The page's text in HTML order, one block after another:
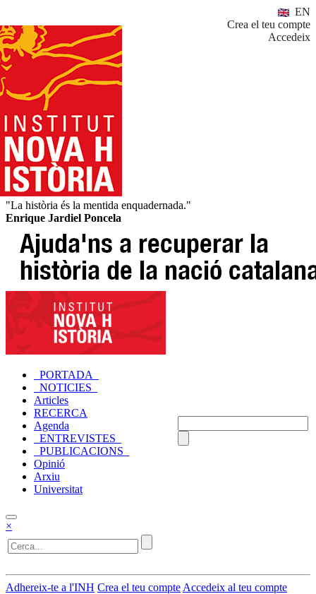
EN
Crea el teu compte
Accedeix
"La història és la mentida enquadernada."
Enrique Jardiel Poncela
_PORTADA_
_NOTICIES_
Articles
RECERCA
Agenda
_ENTREVISTES_
_PUBLICACIONS_
Opinió
Arxiu
Universitat
×
Adhereix-te a l'INH Crea el teu compte Accedeix al teu compte